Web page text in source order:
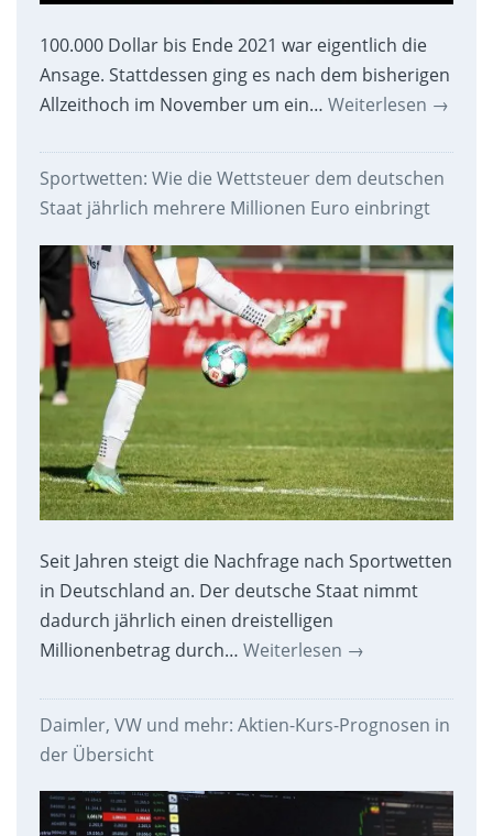
100.000 Dollar bis Ende 2021 war eigentlich die
Ansage. Stattdessen ging es nach dem bisherigen
Allzeithoch im November um ein… Weiterlesen →
Sportwetten: Wie die Wettsteuer dem deutschen
Staat jährlich mehrere Millionen Euro einbringt
Seit Jahren steigt die Nachfrage nach Sportwetten
in Deutschland an. Der deutsche Staat nimmt
dadurch jährlich einen dreistelligen
Millionenbetrag durch… Weiterlesen →
Daimler, VW und mehr: Aktien-Kurs-Prognosen in
der Übersicht